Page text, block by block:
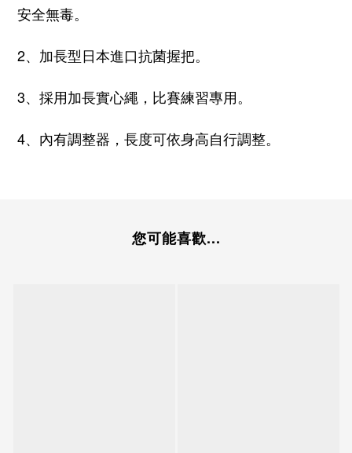
安全無毒。
2、加長型日本進口抗菌握把。
3、採用加長實心繩，比賽練習專用。
4、內有調整器，長度可依身高自行調整。
您可能喜歡...